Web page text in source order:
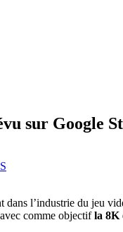
sur Google
dans l’industrie du jeu
comme objectifla 8K